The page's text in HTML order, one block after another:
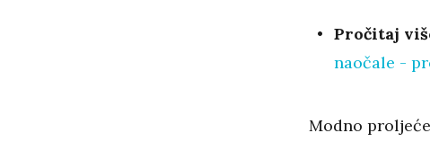
Pročitaj
naočale -
Modno